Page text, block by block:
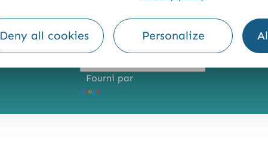
Deny all cookies Personalize
Fourni par